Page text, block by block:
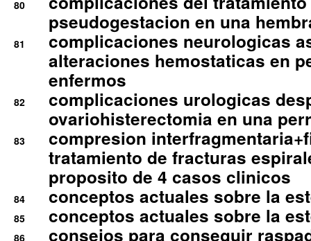
80
pseudogestacion en una
81
complicaciones neurologicas
alteraciones hemostaticas en
enfermos
82
complicaciones urologicas
ovariohisterectomia en una
83
compresion
tratamiento de fracturas
proposito de 4 casos clinicos
84 conceptos actuales sobre la
85 conceptos actuales sobre la
86 consejos para conseguir